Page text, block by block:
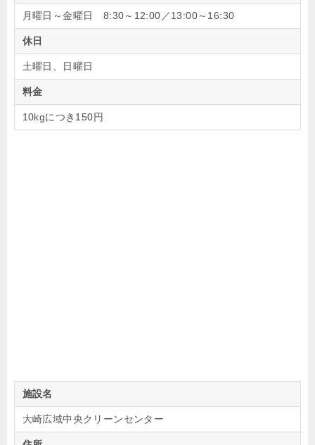
月曜日～金曜日 8:30～12:00／13:00～16:30
休日
土曜日、日曜日
料金
10kgにつき150円
施設名
大崎広域中央クリーンセンター